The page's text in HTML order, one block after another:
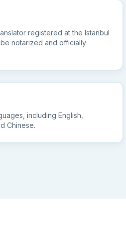
registered at the Istanbul
notarized and officially
including English,
Chinese.